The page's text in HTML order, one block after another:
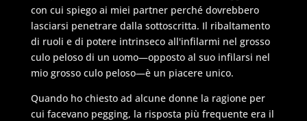
con cui spiego ai miei partner perché dovrebbero
lasciarsi penetrare dalla sottoscritta. Il ribaltamento
di ruoli e di potere intrinseco all'infilarmi nel grosso
culo peloso di un uomo—opposto al suo infilarsi nel
mio grosso culo peloso—è un piacere unico.
Quando ho chiesto ad alcune donne la ragione per
cui facevano pegging, la risposta più frequente era il